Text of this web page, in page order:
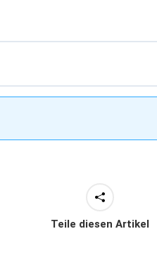
Teile diesen Artikel